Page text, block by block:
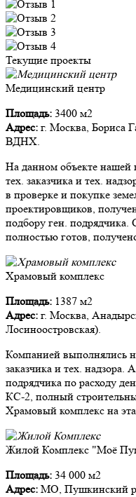
Текущие проекты
Медицинский центр
Площадь: 3400 м2
Адрес: г. Москва, Бориса
ВДНХ.
На данном объекте
тех. заказчика и тех.
в проверке и покупке
проектировщиков,
подбору ген.
полностью готов,
Храмовый комплекс
Площадь: 1387 м2
Адрес: г. Москва,
Лосиноостровская).
Компанией выполнялись
заказчика и тех. надзора.
подрядчика по расходу
КС-2, полный
Храмовый комплекс на
Жилой Комплекс "Моё
Площадь: 34 000 м2
Адрес: МО, Пушкинский